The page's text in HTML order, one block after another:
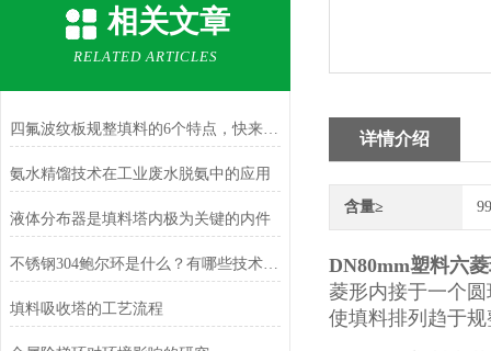
相关文章
RELATED ARTICLES
四氟波纹板规整填料的6个特点，快来了解下
氨水精馏技术在工业废水脱氨中的应用
液体分布器是填料塔内极为关键的内件
不锈钢304鲍尔环是什么？有哪些技术特点？
填料吸收塔的工艺流程
详情介绍
含量≥
DN80mm塑料六
菱形内接于一个
使填料排列趋于